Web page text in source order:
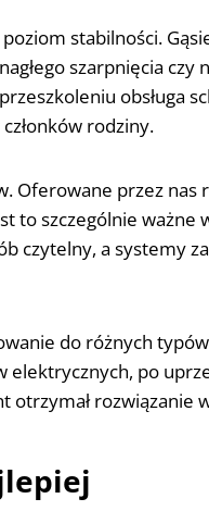
stabilności.
szarpnięcia czy
obsługa
rodziny.
przez nas
to szczególnie
czytelny, a systemy
do różnych
po
rozwiązanie